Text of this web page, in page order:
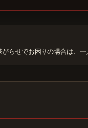
らせでお困りの場合は、一